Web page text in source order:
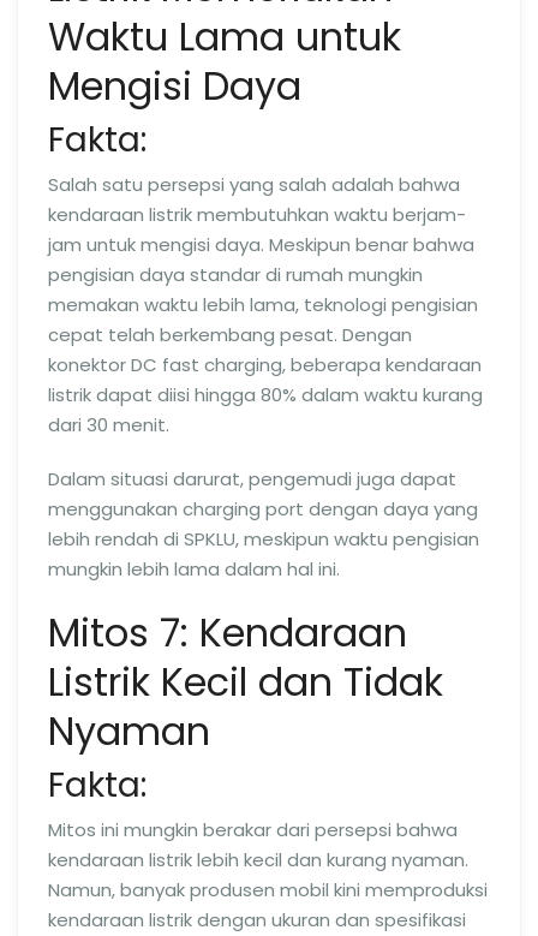
Waktu Lama untuk
Mengisi Daya
Fakta:
Salah satu persepsi yang salah adalah bahwa
kendaraan listrik membutuhkan waktu berjam-
jam untuk mengisi daya. Meskipun benar bahwa
pengisian daya standar di rumah mungkin
memakan waktu lebih lama, teknologi pengisian
cepat telah berkembang pesat. Dengan
konektor DC fast charging, beberapa kendaraan
listrik dapat diisi hingga 80% dalam waktu kurang
dari 30 menit.
Dalam situasi darurat, pengemudi juga dapat
menggunakan charging port dengan daya yang
lebih rendah di SPKLU, meskipun waktu pengisian
mungkin lebih lama dalam hal ini.
Mitos 7: Kendaraan
Listrik Kecil dan Tidak
Nyaman
Fakta:
Mitos ini mungkin berakar dari persepsi bahwa
kendaraan listrik lebih kecil dan kurang nyaman.
Namun, banyak produsen mobil kini memproduksi
kendaraan listrik dengan ukuran dan spesifikasi